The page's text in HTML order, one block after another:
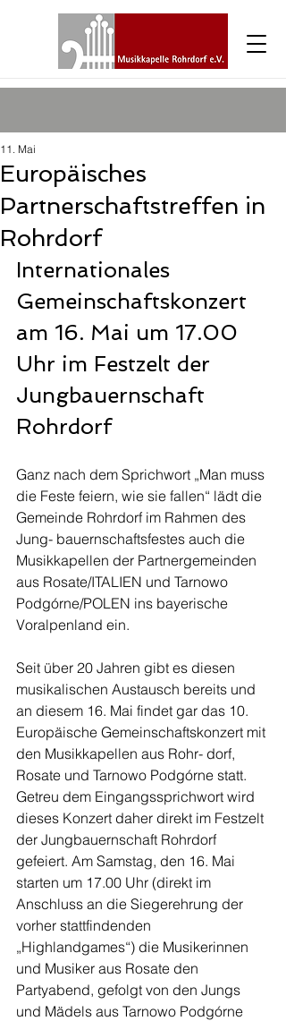
Europäisches
Partnerschaftstreffen in
Rohrdorf
11. Mai
Internationales
Gemeinschaftskonzert
am 16. Mai um 17.00
Uhr im Festzelt der
Jungbauernschaft
Rohrdorf
Ganz nach dem Sprichwort „Man muss
die Feste feiern, wie sie fallen“ lädt die
Gemeinde Rohrdorf im Rahmen des
Jung- bauernschaftsfestes auch die
Musikkapellen der Partnergemeinden
aus Rosate/ITALIEN und Tarnowo
Podgórne/POLEN ins bayerische
Voralpenland ein.
Seit über 20 Jahren gibt es diesen
musikalischen Austausch bereits und
an diesem 16. Mai findet gar das 10.
Europäische Gemeinschaftskonzert mit
den Musikkapellen aus Rohr- dorf,
Rosate und Tarnowo Podgórne statt.
Getreu dem Eingangssprichwort wird
dieses Konzert daher direkt im Festzelt
der Jungbauernschaft Rohrdorf
gefeiert. Am Samstag, den 16. Mai
starten um 17.00 Uhr (direkt im
Anschluss an die Siegerehrung der
vorher stattfindenden
„Highlandgames“) die Musikerinnen
und Musiker aus Rosate den
Partyabend, gefolgt von den Jungs
und Mädels aus Tarnowo Podgórne